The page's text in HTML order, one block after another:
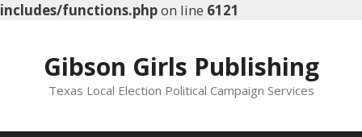
includes/functions.phpon line 6121
contentGibson Girls Publishing
Texas Local Election Political Campaign Services